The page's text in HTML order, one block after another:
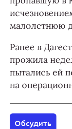
малолетнюю
Ранее в
прожила
пытались ей
на
Обсудить